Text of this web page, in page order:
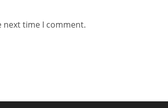
next time I comment.